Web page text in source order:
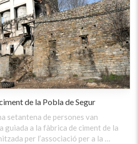
de la Pobla de Segur
setantena de persones van
guiada a la fàbrica de ciment de la
per l’associació per a la …